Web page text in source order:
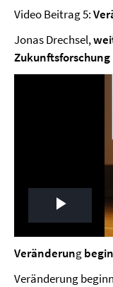
Video Beitrag 5:
Jonas Drechsel,
Zukunftsforschung
Play
Video
Veränderung
Veränderung